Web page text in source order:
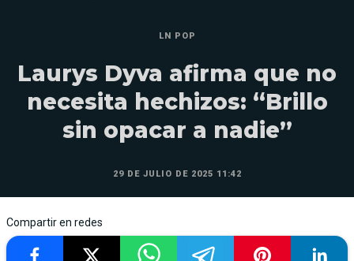
LN POP
Laurys Dyva afirma que no
necesita hechizos: “Brillo
sin opacar a nadie”
29 DE JULIO DE 2025 11:42
Compartir en redes